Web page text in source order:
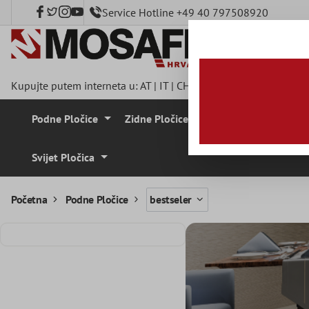
glavni sadržaj Service Hotline +49 40 797508920
Kupujte putem interneta u:AT| IT| CH
Podne Pločice Zidne Pločice
Svijet Pločica
Početna Podne Pločice bestseler